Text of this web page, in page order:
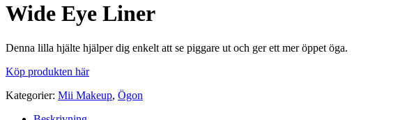
Wide Eye Liner
Denna lilla hjälte hjälper dig enkelt att se piggare ut och ger ett mer öppet öga.
Köp produkten här
Kategorier: Mii Makeup, Ögon